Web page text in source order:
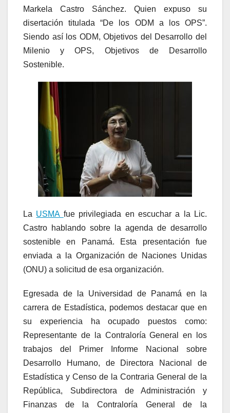
Markela Castro Sánchez. Quien expuso su
disertación titulada “De los ODM a los OPS”.
Siendo así los ODM, Objetivos del Desarrollo del
Milenio y OPS, Objetivos de Desarrollo
Sostenible.
La USMA fue privilegiada en escuchar a la Lic.
Castro hablando sobre la agenda de desarrollo
sostenible en Panamá. Esta presentación fue
enviada a la Organización de Naciones Unidas
(ONU) a solicitud de esa organización.
Egresada de la Universidad de Panamá en la
carrera de Estadística, podemos destacar que en
su experiencia ha ocupado puestos como:
Representante de la Contraloría General en los
trabajos del Primer Informe Nacional sobre
Desarrollo Humano, de Directora Nacional de
Estadística y Censo de la Contraria General de la
República, Subdirectora de Administración y
Finanzas de la Contraloría General de la